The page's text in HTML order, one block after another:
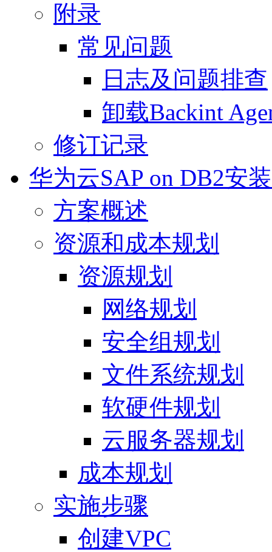
附录
常见问题
日志及问题排查
卸载Backint
修订记录
华为云SAP on DB2安装
方案概述
资源和成本规划
资源规划
网络规划
安全组规划
文件系统规划
软硬件规划
云服务器规划
成本规划
实施步骤
创建VPC